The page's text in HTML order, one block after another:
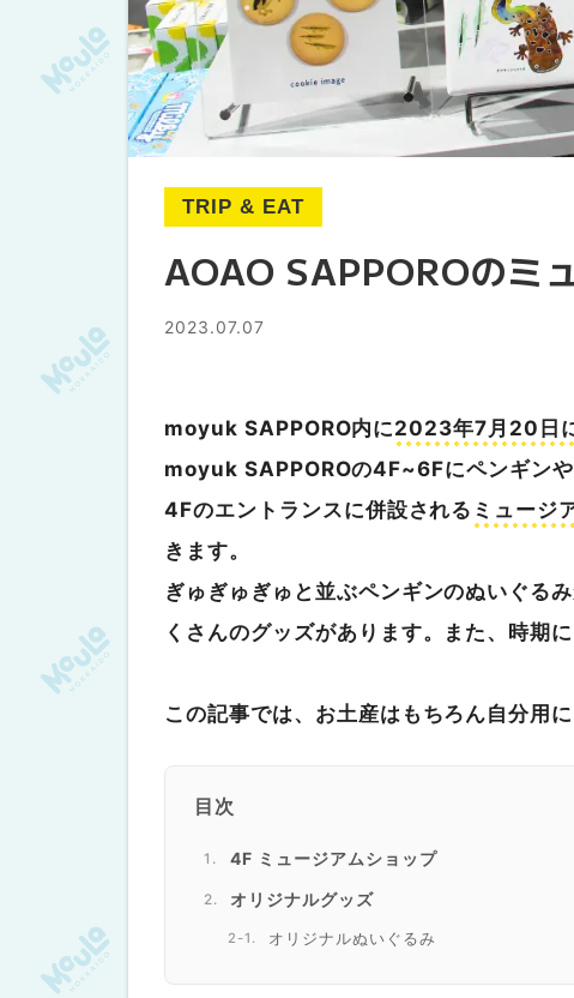
TRIP & EAT
AOAO SAPPOROのミ
2023.07.07
moyuk SAPPORO内に2023年7月20日
moyuk SAPPOROの4F~6Fにペンギン
4Fのエントランスに併設される ミュージ
きます。
ぎゅぎゅぎゅと並ぶペンギンのぬいぐる
くさんのグッズがあります。また、時期
この記事では、お土産はもちろん自分用
目次
4F ミュージアムショップ
オリジナルグッズ
オリジナルぬいぐるみ